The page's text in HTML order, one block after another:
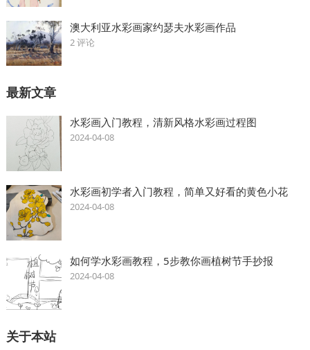
澳大利亚水彩画家约瑟夫水彩画作品
2 评论
最新文章
水彩画入门教程，清新风格水彩画过程图
2024-04-08
水彩画初学者入门教程，简单又好看的黄色小花
2024-04-08
如何学水彩画教程，5步教你画植树节手抄报
2024-04-08
关于本站